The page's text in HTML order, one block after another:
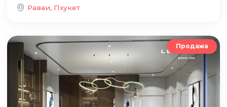
Раваи, Пхукет
Продажа